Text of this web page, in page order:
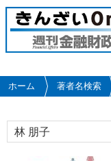
ホーム 著者名検索